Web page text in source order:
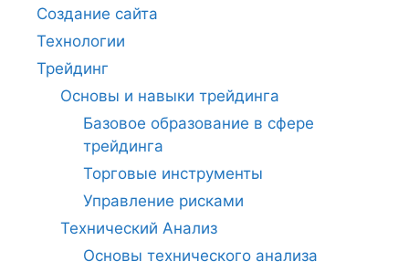
Создание сайта
Технологии
Трейдинг
Основы и навыки трейдинга
Базовое образование в сфере
трейдинга
Торговые инструменты
Управление рисками
Технический Анализ
Основы технического анализа